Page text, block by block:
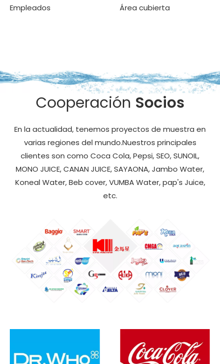
Empleados Área cubierta
Cooperación Socios
En la actualidad, tenemos proyectos de muestra en
varias regiones del mundo.Nuestros principales
clientes son como Coca Cola, Pepsi, SEO, SUNOIL,
MONO JUICE, CANAN JUICE, SAYAONA, Jambo Water,
Koneal Water, Beb cover, VUMBA Water, pap's Juice,
etc.